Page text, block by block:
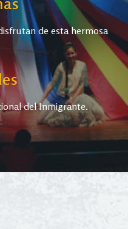
de esta hermosa
del Inmigrante.